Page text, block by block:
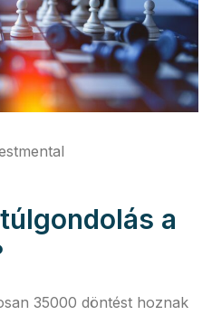
a
35000 döntést hoznak